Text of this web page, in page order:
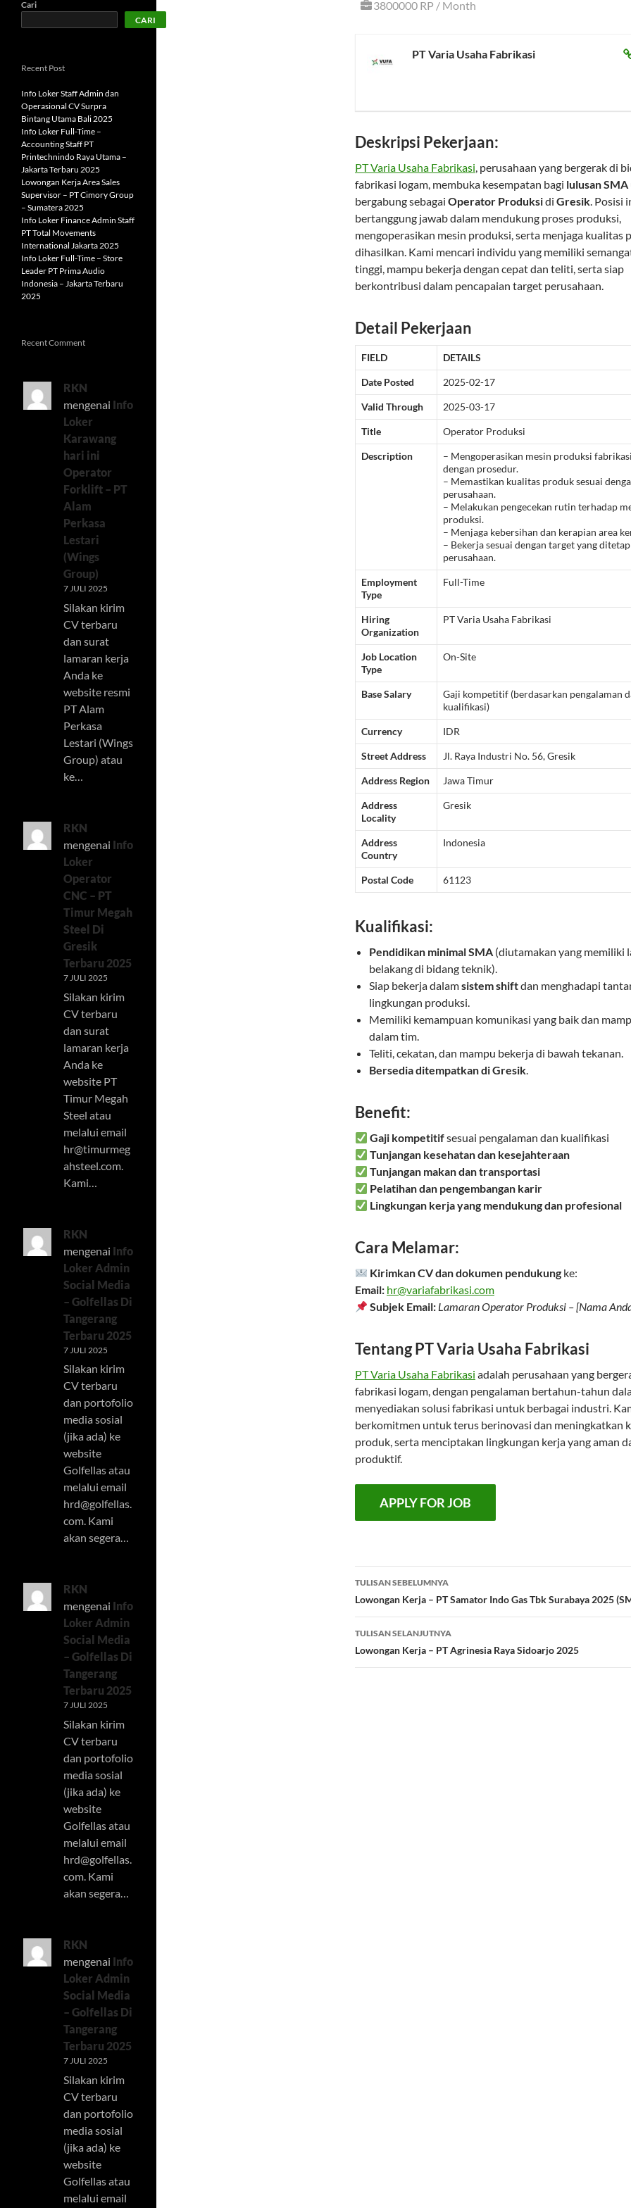
3800000 RP / Month
PT Varia Usaha Fabrikasi
Deskripsi Pekerjaan:
PT Varia Usaha Fabrikasi, perusahaan yang bergerak di
fabrikasi logam, membuka kesempatan bagi lulusan SMA
bergabung sebagai Operator Produksidi Gresik. Posisi
bertanggung jawab dalam mendukung proses produksi,
mengoperasikan mesin produksi, serta menjaga kualitas
dihasilkan. Kami mencari individu yang memiliki
tinggi, mampu bekerja dengan cepat dan teliti, serta siap
berkontribusi dalam pencapaian target perusahaan.
Detail Pekerjaan
FIELD DETAILS
Date Posted 2025-02-17
Valid Through 2025-03-17
Title Operator Produksi
Description
– Mengoperasikan mesin produksi
dengan prosedur.
– Memastikan kualitas produk sesuai
perusahaan.
– Melakukan pengecekan rutin terhadap
produksi.
– Menjaga kebersihan dan kerapian area
– Bekerja sesuai dengan target yang
perusahaan.
Employment
Type
Full-Time
Hiring
Organization
PT Varia Usaha Fabrikasi
Job Location
Type
On-Site
Base Salary
Gaji kompetitif (berdasarkan pengalaman
kualifikasi)
Currency IDR
Street Address Jl. Raya Industri No. 56, Gresik
Address Region Jawa Timur
Address
Locality
Gresik
Address
Country
Indonesia
Postal Code 61123
Kualifikasi:
Pendidikan minimal SMA (diutamakan yang memiliki
belakang di bidang teknik).
Siap bekerja dalamsistem shiftdan menghadapi
lingkungan produksi.
Memiliki kemampuan komunikasi yang baik dan
dalam tim.
Teliti, cekatan, dan mampu bekerja di bawah tekanan.
Bersedia ditempatkan di Gresik.
Benefit:
Gaji kompetitifsesuai pengalaman dan kualifikasi
Tunjangan kesehatan dan kesejahteraan
Tunjangan makan dan transportasi
Pelatihan dan pengembangan karir
Lingkungan kerja yang mendukung dan profesional
Cara Melamar:
Kirimkan CV dan dokumen pendukung ke:
Email: hr@variafabrikasi.com
Subjek Email: Lamaran Operator Produksi – [Nama
Tentang PT Varia Usaha Fabrikasi
PT Varia Usaha Fabrikasi adalah perusahaan yang
fabrikasi logam, dengan pengalaman bertahun-tahun
menyediakan solusi fabrikasi untuk berbagai industri.
berkomitmen untuk terus berinovasi dan meningkatkan
produk, serta menciptakan lingkungan kerja yang aman
produktif.
Navigasi
Tulisan
TULISAN SEBELUMNYA
Lowongan Kerja – PT Samator Indo Gas Tbk Surabaya 2025
TULISAN SELANJUTNYA
Lowongan Kerja – PT Agrinesia Raya Sidoarjo 2025
Cari
CARI
Recent Post
Info Loker Staff Admin dan
Operasional CV Surpra
Bintang Utama Bali 2025
Info Loker Full-Time –
Accounting Staff PT
Printechnindo Raya Utama –
Jakarta Terbaru 2025
Lowongan Kerja Area Sales
Supervisor – PT Cimory Group
– Sumatera 2025
Info Loker Finance Admin Staff
PT Total Movements
International Jakarta 2025
Info Loker Full-Time – Store
Leader PT Prima Audio
Indonesia – Jakarta Terbaru
2025
Recent Comment
RKN
mengenai Info
Loker
Karawang
hari ini
Operator
Forklift – PT
Alam
Perkasa
Lestari
(Wings
Group)
7 JULI 2025
Silakan kirim
CV terbaru
dan surat
lamaran kerja
Anda ke
website resmi
PT Alam
Perkasa
Lestari (Wings
Group) atau
ke…
RKN
mengenai Info
Loker
Operator
CNC – PT
Timur Megah
Steel Di
Gresik
Terbaru 2025
7 JULI 2025
Silakan kirim
CV terbaru
dan surat
lamaran kerja
Anda ke
website PT
Timur Megah
Steel atau
melalui email
hr@timurmeg
ahsteel.com
Kami…
RKN
mengenai Info
Loker Admin
Social Media
– Golfellas Di
Tangerang
Terbaru 2025
7 JULI 2025
Silakan kirim
CV terbaru
dan portofolio
media sosial
(jika ada) ke
website
Golfellas atau
melalui email
hrd@golfellas.
com. Kami
akan segera…
RKN
mengenai Info
Loker Admin
Social Media
– Golfellas Di
Tangerang
Terbaru 2025
7 JULI 2025
Silakan kirim
CV terbaru
dan portofolio
media sosial
(jika ada) ke
website
Golfellas atau
melalui email
hrd@golfellas.
com. Kami
akan segera…
RKN
mengenai Info
Loker Admin
Social Media
– Golfellas Di
Tangerang
Terbaru 2025
7 JULI 2025
Silakan kirim
CV terbaru
dan portofolio
media sosial
(jika ada) ke
website
Golfellas atau
melalui email